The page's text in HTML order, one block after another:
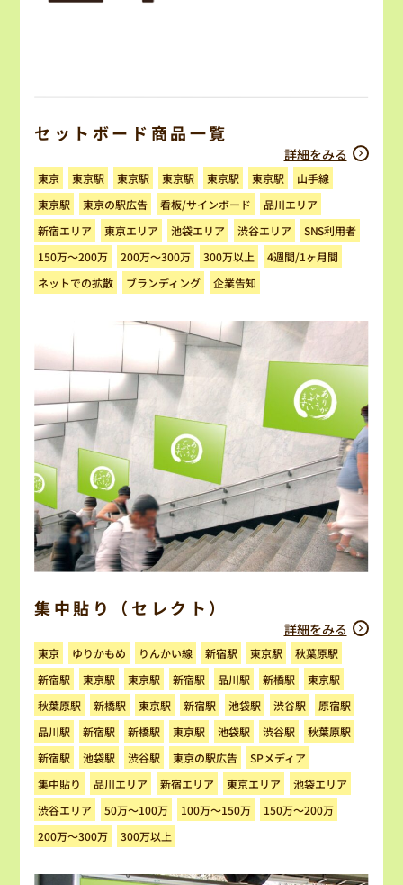
セットボード商品一覧
詳細をみる
東京 東京駅 東京駅 東京駅 東京駅 東京駅
山手線
東京駅
東京の駅広告 看板/サインボード
品川エリア
新宿エリア
東京エリア 池袋エリア 渋谷エリア SNS利用者
150万～200万 200万～300万 300万以上 4週間/1ヶ月間
ネットでの拡散 ブランディング 企業告知
集中貼り（セレクト）
詳細をみる
東京 ゆりかもめ りんかい線 新宿駅 東京駅 秋葉原駅
新宿駅 東京駅 東京駅 新宿駅 品川駅 新橋駅 東京駅
秋葉原駅 新橋駅 東京駅 新宿駅 池袋駅 渋谷駅
原宿駅
品川駅
新宿駅 新橋駅 東京駅 池袋駅 渋谷駅 秋葉原駅
新宿駅 池袋駅 渋谷駅 東京の駅広告 SPメディア
集中貼り 品川エリア 新宿エリア 東京エリア
池袋エリア
渋谷エリア
50万～100万 100万～150万
150万～200万
200万～300万
300万以上